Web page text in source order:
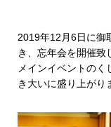
2019年12月6日に御
き、忘年会を開催致
メインイベントの
き大いに盛り上がり